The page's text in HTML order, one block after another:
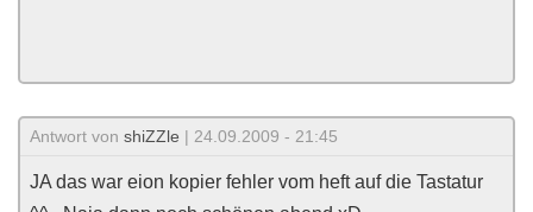
Antwort von shiZZle | 24.09.2009 - 21:45
JA das war eion kopier fehler vom heft auf die Tastatur